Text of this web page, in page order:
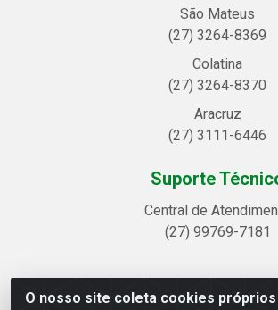
O nosso site coleta cookies próprios
São Mateus
(27) 3264-8369
Colatina
(27) 3264-8370
Aracruz
(27) 3111-6446
Suporte
Central de
(27) 99769-7181